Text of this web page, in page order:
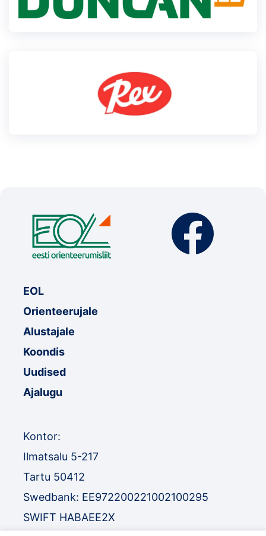
EOL
Orienteerujale
Alustajale
Koondis
Uudised
Ajalugu
Kontor:
Ilmatsalu 5-217
Tartu 50412
Swedbank: EE972200221002100295
SWIFT HABAEE2X